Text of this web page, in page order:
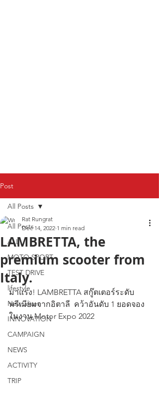
Post
All Posts
ALL
MOTO SPORT
TEST DRIVE
lifestyle
New aliver
INNOVATION
CAMPAIGN
NEWS
ACTIVITY
TRIP
All Posts
LAMBRETTA, the
premium scooter from
Italy.
Rat Rungrat
Dec 14, 2022 1 min read
มาแรง! LAMBRETTA สกู๊ตเตอร์ระดับ
พรีเมียมจากอิตาลี  คว้าอันดับ 1 ยอดจอง
ในงาน Motor Expo 2022